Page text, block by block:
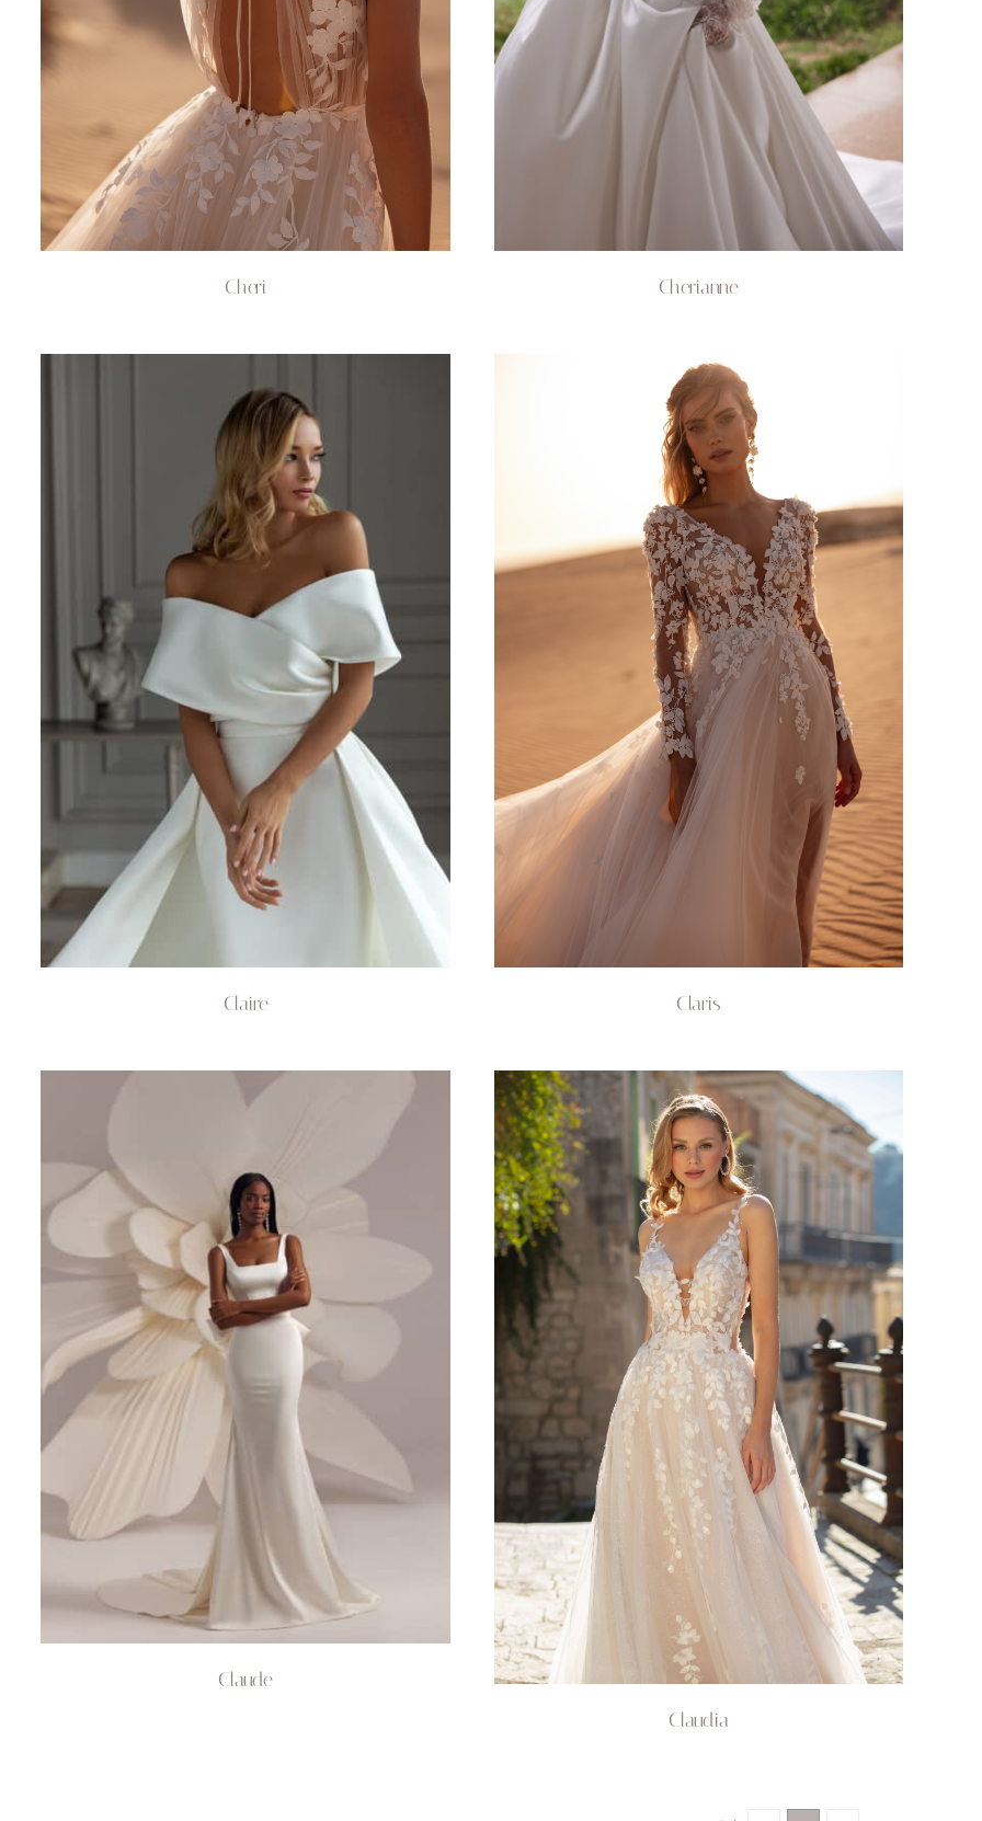
Cheri Cherianne
Claire Claris
Claude
Claudia